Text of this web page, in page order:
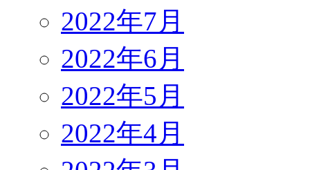
2022年7月
2022年6月
2022年5月
2022年4月